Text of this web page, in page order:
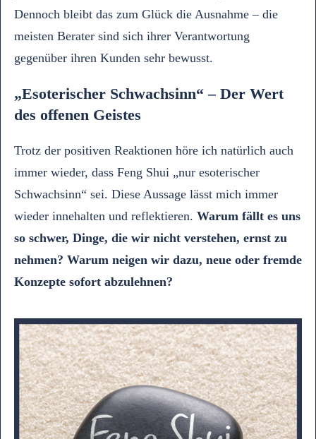
Dennoch bleibt das zum Glück die Ausnahme – die
meisten Berater sind sich ihrer Verantwortung
gegenüber ihren Kunden sehr bewusst.
„Esoterischer Schwachsinn“ – Der Wert
des offenen Geistes
Trotz der positiven Reaktionen höre ich natürlich auch
immer wieder, dass Feng Shui „nur esoterischer
Schwachsinn“ sei. Diese Aussage lässt mich immer
wieder innehalten und reflektieren. Warum fällt es uns
so schwer, Dinge, die wir nicht verstehen, ernst zu
nehmen? Warum neigen wir dazu, neue oder fremde
Konzepte sofort abzulehnen?